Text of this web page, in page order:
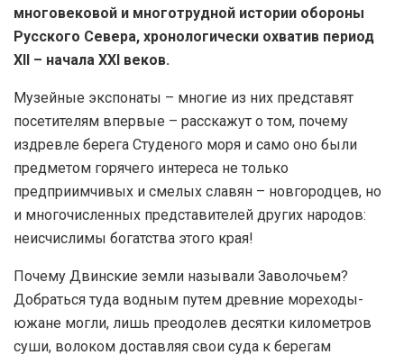
многовековой и многотрудной истории обороны
Русского Севера, хронологически охватив период
XII – начала XXI веков.
Музейные экспонаты – многие из них представят
посетителям впервые – расскажут о том, почему
издревле берега Студеного моря и само оно были
предметом горячего интереса не только
предприимчивых и смелых славян – новгородцев, но
и многочисленных представителей других народов:
неисчислимы богатства этого края!
Почему Двинские земли называли Заволочьем?
Добраться туда водным путем древние мореходы-
южане могли, лишь преодолев десятки километров
суши, волоком доставляя свои суда к берегам